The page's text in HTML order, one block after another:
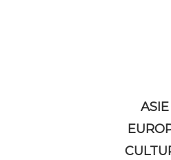
ASIE